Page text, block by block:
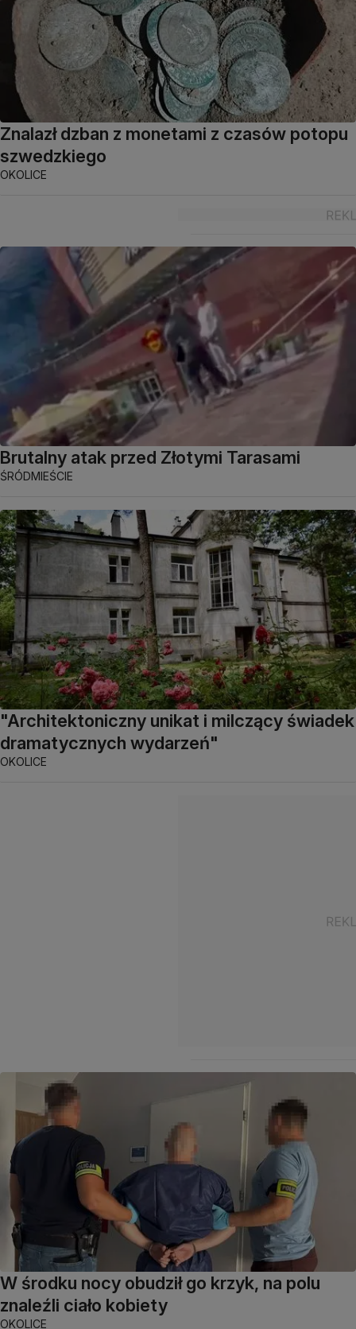
Znalazł dzban z monetami z czasów potopu
szwedzkiego
OKOLICE
Brutalny atak przed Złotymi Tarasami
ŚRÓDMIEŚCIE
"Architektoniczny unikat i milczący świadek
dramatycznych wydarzeń"
OKOLICE
W środku nocy obudził go krzyk, na polu
znaleźli ciało kobiety
OKOLICE